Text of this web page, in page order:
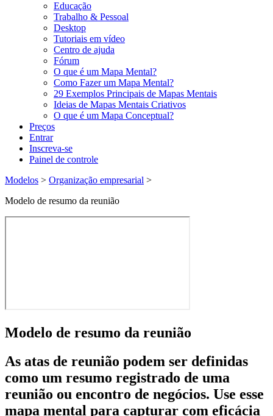
Educação
Trabalho & Pessoal
Desktop
Tutoriais em vídeo
Centro de ajuda
Fórum
O que é um Mapa Mental?
Como Fazer um Mapa Mental?
29 Exemplos Principais de Mapas Mentais
Ideias de Mapas Mentais Criativos
O que é um Mapa Conceptual?
Preços
Entrar
Inscreva-se
Painel de controle
Modelos > Organização empresarial >
Modelo de resumo da reunião
Modelo de resumo da reunião
As atas de reunião podem ser definidas
como um resumo registrado de uma
reunião ou encontro de negócios. Use esse
mapa mental para capturar com eficácia